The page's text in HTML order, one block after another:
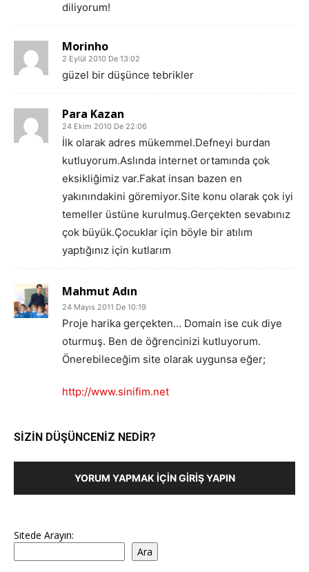
diliyorum!
Morinho
2 Eylül 2010 De 13:02
güzel bir düşünce tebrikler
Para Kazan
24 Ekim 2010 De 22:06
İlk olarak adres mükemmel.Defneyi burdan
kutluyorum.Aslında internet ortamında çok
eksikliğimiz var.Fakat insan bazen en
yakınındakini göremiyor.Site konu olarak çok iyi
temeller üstüne kurulmuş.Gerçekten sevabınız
çok büyük.Çocuklar için böyle bir atılım
yaptığınız için kutlarım
Mahmut Adın
24 Mayıs 2011 De 10:19
Proje harika gerçekten… Domain ise cuk diye
oturmuş. Ben de öğrencinizi kutluyorum.
Önerebileceğim site olarak uygunsa eğer;
http://www.sinifim.net
SİZİN DÜŞÜNCENİZ NEDİR?
YORUM YAPMAK İÇIN GIRIŞ YAPIN
Sitede Arayın:
Ara